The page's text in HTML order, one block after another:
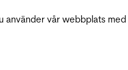
använder vår webbplats med